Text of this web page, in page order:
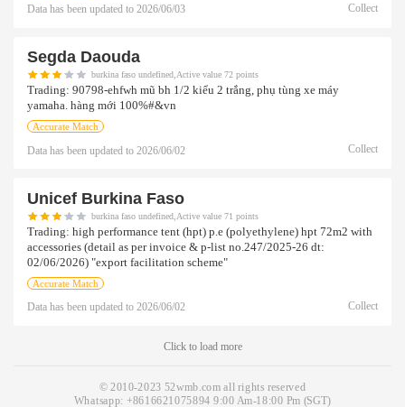
Data has been updated to 2026/06/03 Collect
Segda Daouda
burkina faso undefined,Active value 72 points
Trading: 90798-ehfwh mũ bh 1/2 kiểu 2 trắng, phụ tùng xe máy
yamaha. hàng mới 100%#&vn
Accurate Match
Data has been updated to 2026/06/02 Collect
Unicef Burkina Faso
burkina faso undefined,Active value 71 points
Trading: high performance tent (hpt) p.e (polyethylene) hpt 72m2 with
accessories (detail as per invoice & p-list no.247/2025-26 dt:
02/06/2026) "export facilitation scheme"
Accurate Match
Data has been updated to 2026/06/02 Collect
Click to load more
© 2010-2023 52wmb.com all rights reserved
Whatsapp: +8616621075894 9:00 Am-18:00 Pm (SGT)